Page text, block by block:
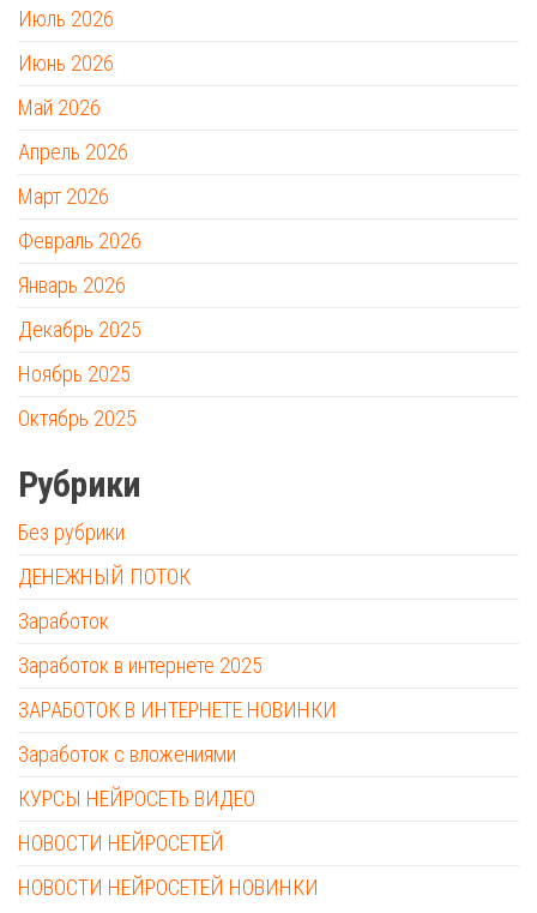
Июль 2026
Июнь 2026
Май 2026
Апрель 2026
Март 2026
Февраль 2026
Январь 2026
Декабрь 2025
Ноябрь 2025
Октябрь 2025
Рубрики
Без рубрики
ДЕНЕЖНЫЙ ПОТОК
Заработок
Заработок в интернете 2025
ЗАРАБОТОК В ИНТЕРНЕТЕ НОВИНКИ
Заработок с вложениями
КУРСЫ НЕЙРОСЕТЬ ВИДЕО
НОВОСТИ НЕЙРОСЕТЕЙ
НОВОСТИ НЕЙРОСЕТЕЙ НОВИНКИ